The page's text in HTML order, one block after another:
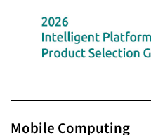
Mobile Computing